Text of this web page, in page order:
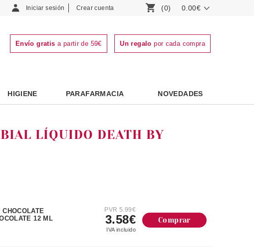
Iniciar sesión Crear cuenta (0) 0.00€
Envío gratis a partir de 59€ Un regalo por cada compra
HIGIENE PARAFARMACIA NOVEDADES
LÍQUIDO DEATH BY
CHOCOLATE
12 ML
PVR 5.99€
3.58€
IVA incluido
Comprar